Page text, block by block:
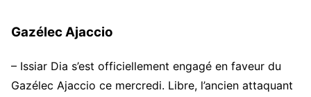
Gazélec Ajaccio
– Issiar Dia s’est officiellement engagé en faveur du
Gazélec Ajaccio ce mercredi. Libre, l’ancien attaquant